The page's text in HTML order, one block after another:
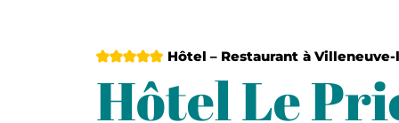
5 étoiles Hôtel – Restaurant à
Hôtel Le